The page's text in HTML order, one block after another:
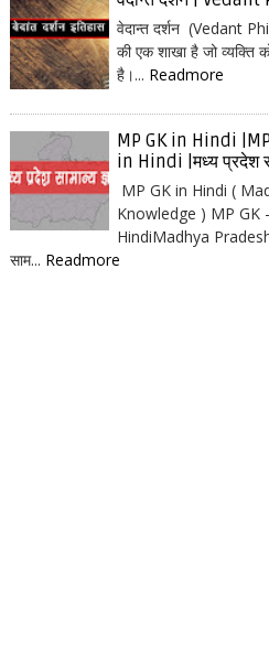
वेदान्त दर्शन (Vedant
की एक शाखा है जो व्यक्ति
है।... Readmore
MP GK in Hindi
in Hindi |मध्य प्रदेश
MP GK in Hindi (
Knowledge ) MP GK
HindiMadhya
साम... Readmore